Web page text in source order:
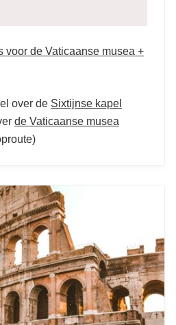
voor de Vaticaanse musea +
over de Sixtijnse kapel
de Vaticaanse musea